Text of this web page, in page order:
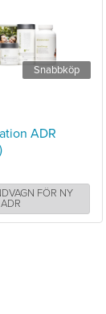
Snabbköp
ADR
FÖR NY
ADR